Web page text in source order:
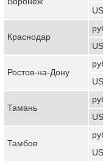
Краснодар
Ростов-на-Дону
Тамань
Тамбов